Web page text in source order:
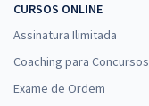
CURSOS ONLINE
Assinatura Ilimitada
Coaching para Concursos
Exame de Ordem